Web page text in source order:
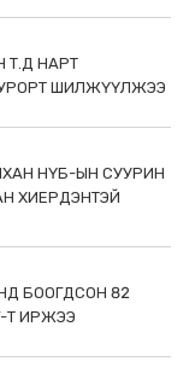
Т.Д НАРТ
ШИЛЖҮҮЛЖЭЭ
НҮБ-ЫН СУУРИН
ХИЕРДЭНТЭЙ
БООГДСОН 82
Т ИРЖЭЭ